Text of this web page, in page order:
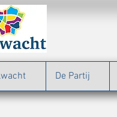
De Partij